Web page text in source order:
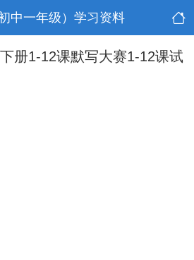
中一年级）学习资料
册1-12课默写大赛1-12课试